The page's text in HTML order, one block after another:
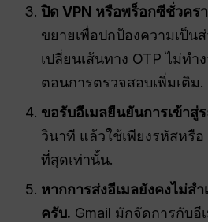
ปิด VPN หรือพร็อกซีชั่วคร
ขยายเพื่อปกป้องความเป็น
เปลี่ยนเส้นทาง OTP ไม่ท
ตอนการตรวจสอบเพิ่มเติม.
ขอรับอีเมลยืนยันการเข้าสู่
วินาที แล้วใช้เพียงรหัสหรื
ที่สุดเท่านั้น.
หากการส่งอีเมลยังคงไม่ส
ครับ. Gmail มักจัดการกับอี